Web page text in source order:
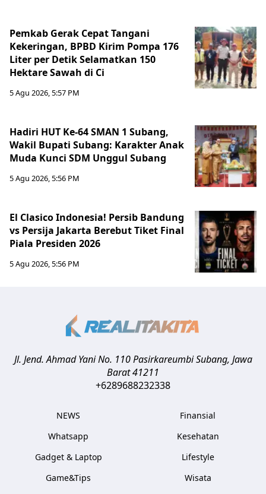
Pemkab Gerak Cepat Tangani
Kekeringan, BPBD Kirim Pompa 176
Liter per Detik Selamatkan 150
Hektare Sawah di Ci
5 Agu 2026, 5:57 PM
Hadiri HUT Ke-64 SMAN 1 Subang,
Wakil Bupati Subang: Karakter Anak
Muda Kunci SDM Unggul Subang
5 Agu 2026, 5:56 PM
El Clasico Indonesia! Persib Bandung
vs Persija Jakarta Berebut Tiket Final
Piala Presiden 2026
5 Agu 2026, 5:56 PM
Jl. Jend. Ahmad Yani No. 110 Pasirkareumbi Subang, Jawa
Barat41211
+6289688232338
NEWS
Whatsapp
Gadget & Laptop
Game&Tips
Finansial
Kesehatan
Lifestyle
Wisata